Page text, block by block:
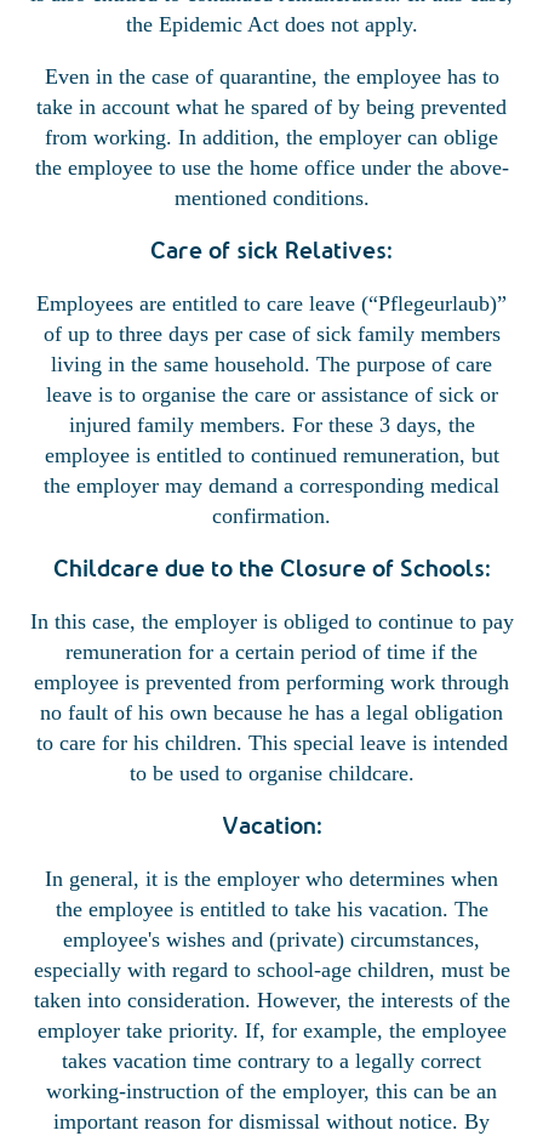
the Epidemic Act does not apply.
Even in the case of quarantine, the employee has to
take in account what he spared of by being prevented
from working. In addition, the employer can oblige
the employee to use the home office under the above-
mentioned conditions.
Care of sick Relatives:
Employees are entitled to care leave (“Pflegeurlaub)”
of up to three days per case of sick family members
living in the same household. The purpose of care
leave is to organise the care or assistance of sick or
injured family members. For these 3 days, the
employee is entitled to continued remuneration, but
the employer may demand a corresponding medical
confirmation.
Childcare due to the Closure of Schools:
In this case, the employer is obliged to continue to pay
remuneration for a certain period of time if the
employee is prevented from performing work through
no fault of his own because he has a legal obligation
to care for his children. This special leave is intended
to be used to organise childcare.
Vacation:
In general, it is the employer who determines when
the employee is entitled to take his vacation. The
employee's wishes and (private) circumstances,
especially with regard to school-age children, must be
taken into consideration. However, the interests of the
employer take priority. If, for example, the employee
takes vacation time contrary to a legally correct
working-instruction of the employer, this can be an
important reason for dismissal without notice. By